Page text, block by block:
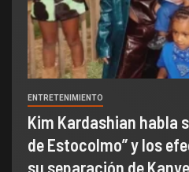
ENTRETENIMIENTO
Kim Kardashian habla
de Estocolmo” y los
su separación de